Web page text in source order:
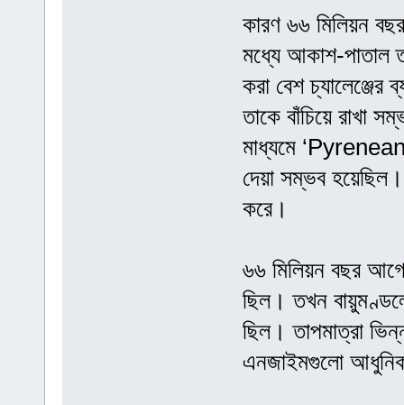
কারণ ৬৬ মিলিয়ন
মধ্যে আকাশ-পাতাল
করা বেশ
তাকে বাঁচিয়ে রাখা
মাধ্যমে
দেয়া সম্ভব হয়েছিল।
করে।
৬৬ মিলিয়ন বছর
ছিল। তখন
ছিল। তাপমাত্রা
এনজাইমগুলো আধুনিক